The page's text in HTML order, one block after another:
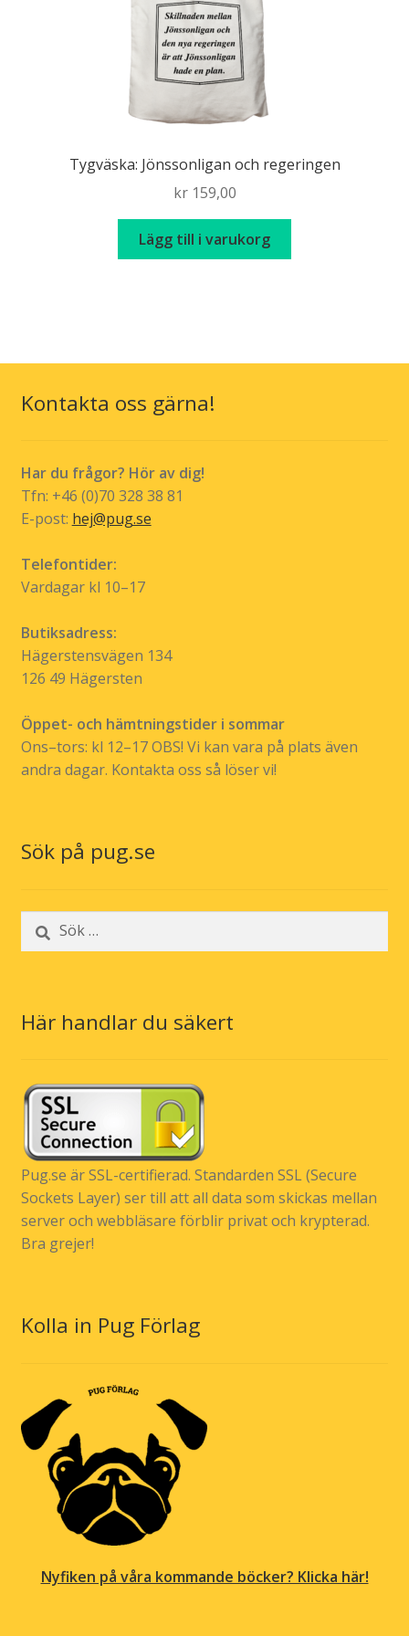
Tygväska: Jönssonligan och regeringen
kr159,00
Lägg till i varukorg
Kontakta oss gärna!
Har du frågor? Hör av dig!
Tfn: +46 (0)70 328 38 81
E-post: hej@pug.se
Telefontider:
Vardagar kl 10–17
Butiksadress:
Hägerstensvägen 134
126 49 Hägersten
Öppet- och hämtningstider i sommar
Ons–tors: kl 12–17 OBS! Vi kan vara på plats även
andra dagar. Kontakta oss så löser vi!
Sök på pug.se
Sök
efter:
Här handlar du säkert
Pug.se är SSL-certifierad. Standarden SSL (Secure
Sockets Layer) ser till att all data som skickas mellan
server och webbläsare förblir privat och krypterad.
Bra grejer!
Kolla in Pug Förlag
Nyfiken på våra kommande böcker? Klicka här!